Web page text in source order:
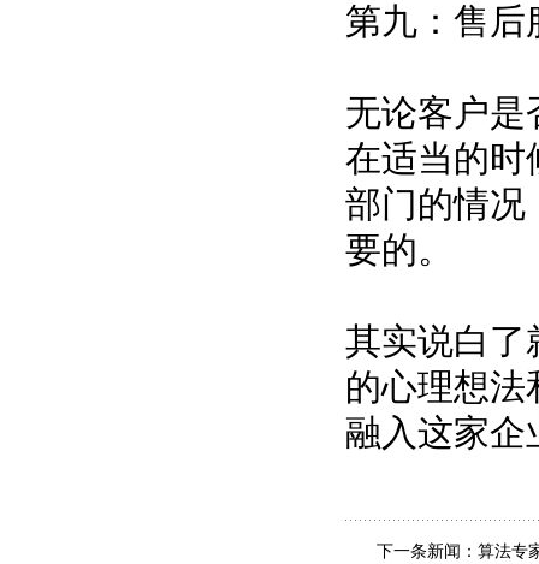
第九：售后
无论客户是
在适当的时
部门的情况
要的。
其实说白了
的心理想法
融入这家企
下一条新闻： 算法专